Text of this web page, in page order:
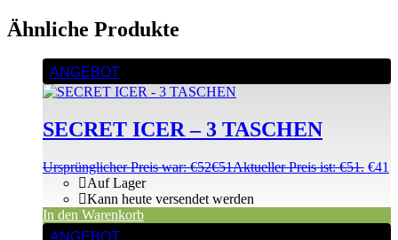
Ähnliche Produkte
ANGEBOT
SECRET ICER – 3 TASCHEN
Ursprünglicher Preis war: €52€51Aktueller Preis ist: €51. €41
Auf Lager
Kann heute versendet werden
In den Warenkorb